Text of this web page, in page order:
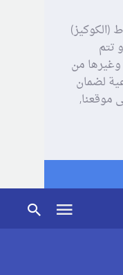
(الكوكيز)
تتم
مشاركة بعض المعلومات مع Google وغيرها من
لضمان